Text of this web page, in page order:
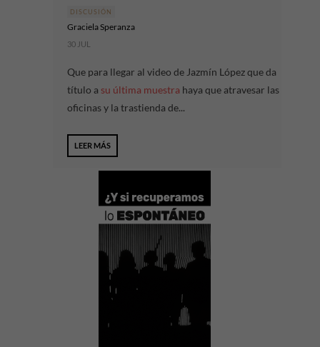
DISCUSIÓN
Graciela Speranza
30 JUL
Que para llegar al video de Jazmín López que da
título a su última muestra haya que atravesar las
oficinas y la trastienda de...
LEER MÁS